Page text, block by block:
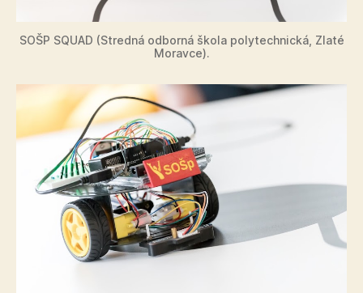
SOŠP SQUAD (Stredná odborná škola polytechnická, Zlaté
Moravce).